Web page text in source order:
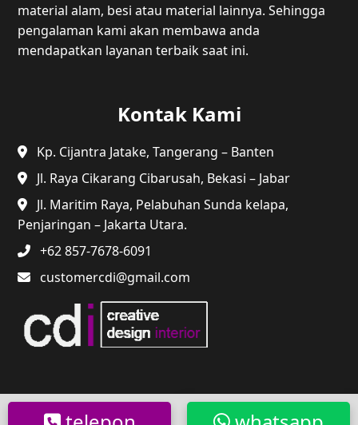
material alam, besi atau material lainnya. Sehingga
pengalaman kami akan membawa anda
mendapatkan layanan terbaik saat ini.
Kontak Kami
Kp. Cijantra Jatake, Tangerang – Banten
Jl. Raya Cikarang Cibarusah, Bekasi – Jabar
Jl. Maritim Raya, Pelabuhan Sunda kelapa,
Penjaringan – Jakarta Utara.
+62 857-7678-6091
customercdi@gmail.com
@2024 CDI. Semua Hak Dilindungi.